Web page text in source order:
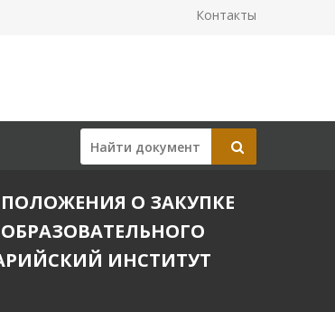
Контакты
ПОЛОЖЕНИЯ О ЗАКУПКЕ
ИНСТИТУТ